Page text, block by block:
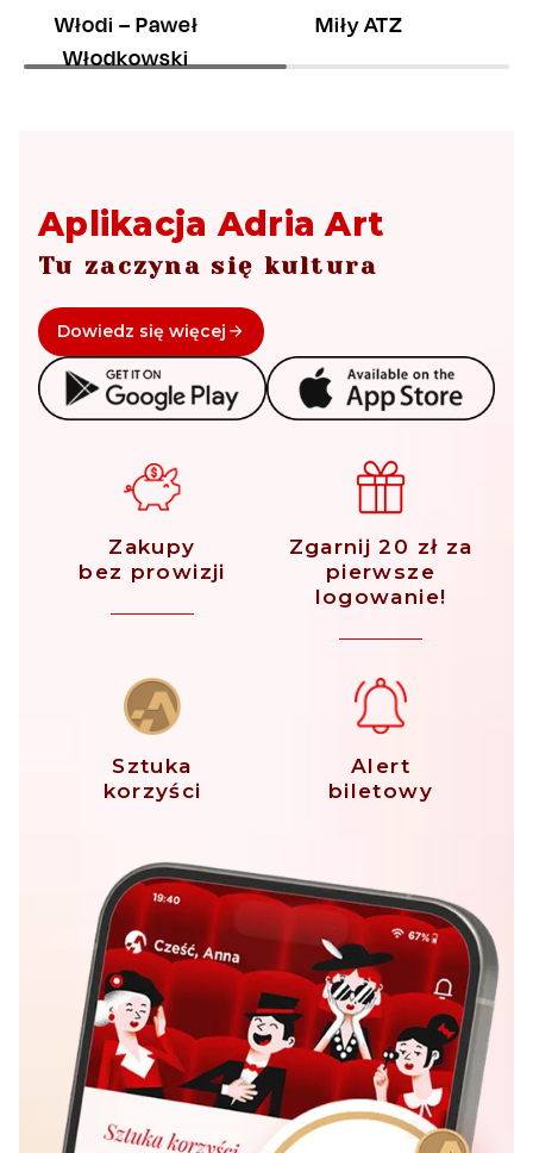
Włodi – Paweł
Włodkowski
Miły ATZ
Aplikacja Adria Art
Tu zaczyna się kultura
Dowiedz się więcej
Zakupy
bez prowizji
Zgarnij 20 zł za
pierwsze
logowanie!
Sztuka
korzyści
Alert
biletowy